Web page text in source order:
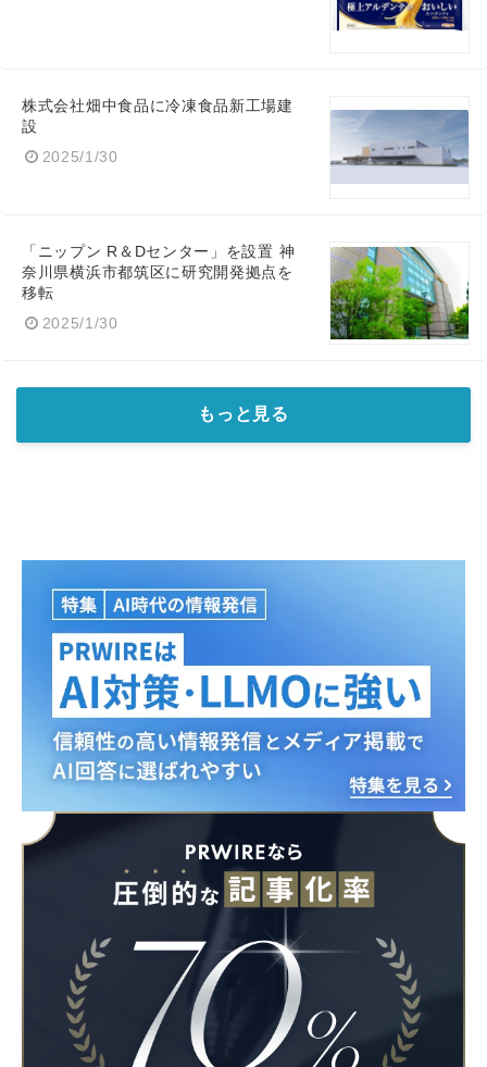
株式会社畑中食品に冷凍食品新工場建
設
2025/1/30
「ニップン R＆Dセンター」を設置 神
奈川県横浜市都筑区に研究開発拠点を
移転
2025/1/30
もっと見る